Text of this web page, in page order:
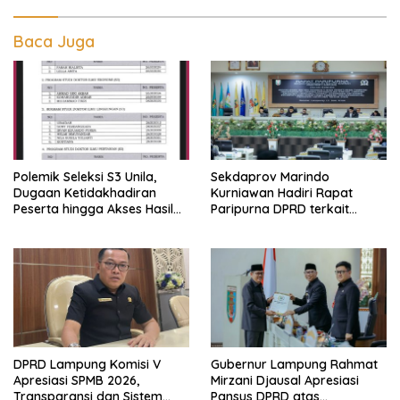
Baca Juga
Polemik Seleksi S3 Unila,
Dugaan Ketidakhadiran
Peserta hingga Akses Hasil
Sekdaprov Marindo
Kurniawan Hadiri Rapat
Paripurna DPRD terkait
Daerah Provinsi Lampung
Tahun 2026
DPRD Lampung Komisi V
Apresiasi SPMB 2026,
Transparansi dan Sistem
Gubernur Lampung Rahmat
Mirzani Djausal Apresiasi
Pansus DPRD atas